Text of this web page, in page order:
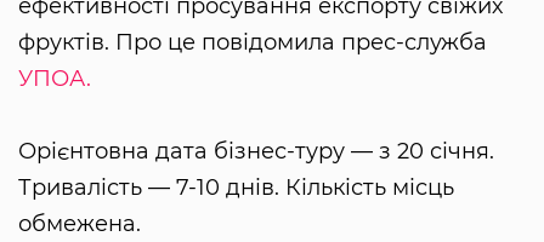
ефективності просування експорту свіжих
фруктів. Про це повідомила прес-служба
УПОА.
Орієнтовна дата бізнес-туру — з 20 січня.
Тривалість — 7-10 днів. Кількість місць
обмежена.